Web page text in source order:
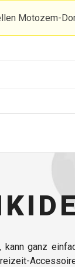
Motozem-
ganz